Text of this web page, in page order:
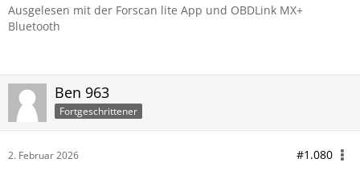
Ausgelesen mit der Forscan lite App und OBDLink MX+
Bluetooth
Ben 963
Fortgeschrittener
2. Februar 2026 #1.080